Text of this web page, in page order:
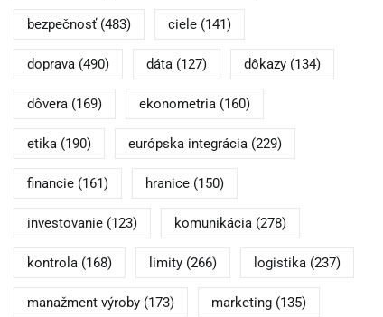
bezpečnosť(483) ciele(141)
doprava(490) dáta(127) dôkazy(134)
dôvera(169) ekonometria(160)
etika(190) európska integrácia(229)
financie(161) hranice(150)
investovanie(123) komunikácia(278)
kontrola(168) limity(266) logistika(237)
manažment výroby(173) marketing(135)